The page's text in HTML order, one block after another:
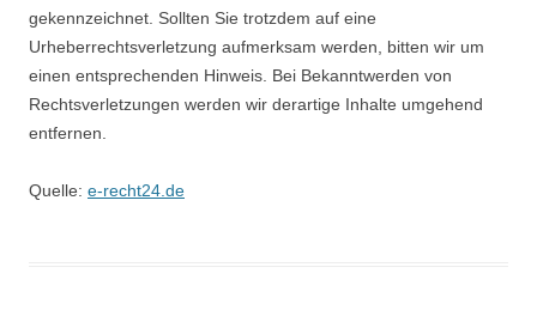
gekennzeichnet. Sollten Sie trotzdem auf eine
Urheberrechtsverletzung aufmerksam werden, bitten wir um
einen entsprechenden Hinweis. Bei Bekanntwerden von
Rechtsverletzungen werden wir derartige Inhalte umgehend
entfernen.
Quelle: e-recht24.de